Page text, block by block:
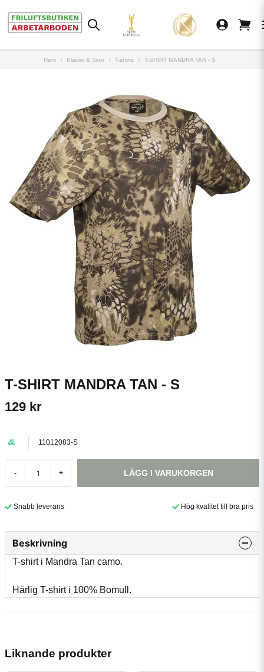
Hem Kläder & Skor T-shirts T-SHIRT MANDRA TAN - S
T-SHIRT MANDRA TAN - S
129 kr
11012083-S
- + LÄGG I VARUKORGEN
Snabb leverans Hög kvalitet till bra pris
Beskrivning
T-shirt i Mandra Tan camo.
Härlig T-shirt i 100% Bomull.
Liknande produkter